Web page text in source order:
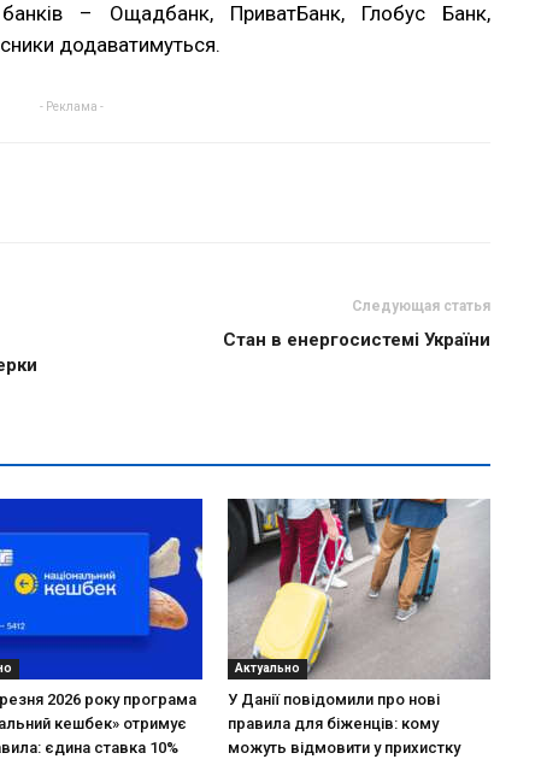
– Ощадбанк, ПриватБанк, Глобус Банк,
додаватимуться.
- Реклама -
Следующая статья
Стан в енергосистемі України
2026 року програма
кешбек» отримує
єдина ставка 10%
Актуально
У Данії повідомили про нові
правила для біженців: кому
можуть відмовити у прихистку